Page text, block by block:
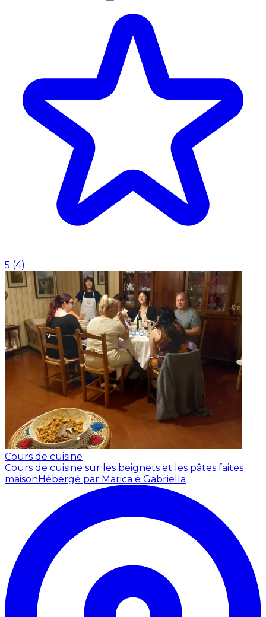
5 (4)
Cours de cuisine
Cours de cuisine sur les beignets et les pâtes faites
maisonHébergé par Marica e Gabriella